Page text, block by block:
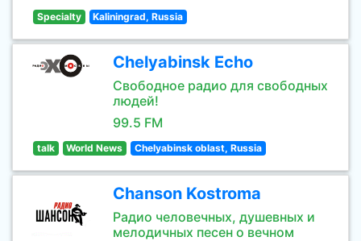
Specialty Kaliningrad, Russia
Chelyabinsk Echo
Свободное радио для свободных
людей!
99.5 FM
talk World News Chelyabinsk oblast, Russia
Chanson Kostroma
Радио человечных, душевных и
мелодичных песен о вечном